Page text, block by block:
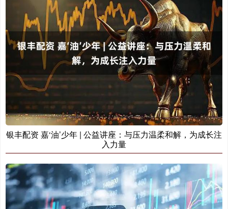
银丰配资 嘉‘油’少年 | 公益讲座：与压力温柔和解，为成长注
入力量